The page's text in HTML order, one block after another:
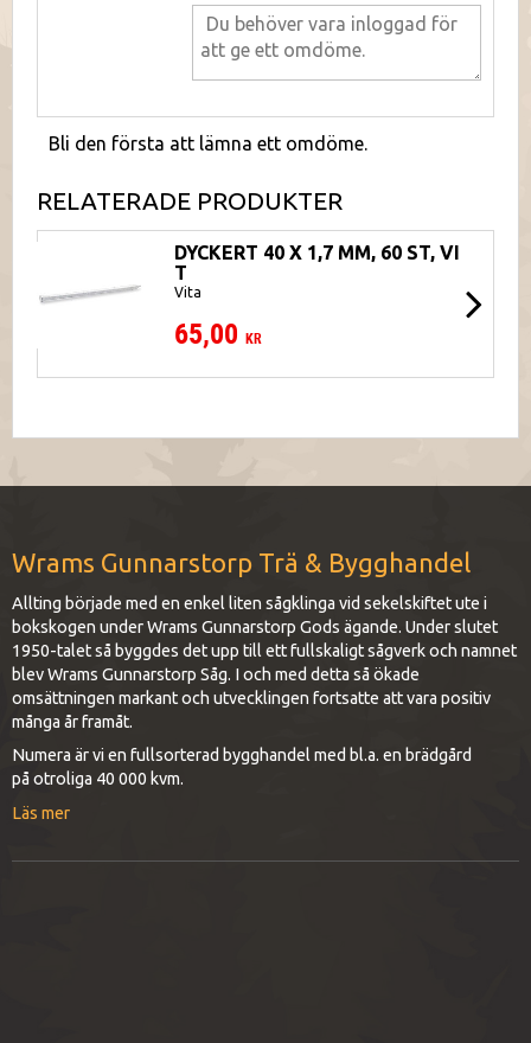
Bli den första att lämna ett omdöme.
RELATERADE PRODUKTER
DYCKERT 40 X 1,7 MM, 60 ST, VI
T
Vita
65,00 KR
Wrams Gunnarstorp Trä & Bygghandel
Allting började med en enkel liten sågklinga vid sekelskiftet ute i
bokskogen under Wrams Gunnarstorp Gods ägande. Under slutet
1950-talet så byggdes det upp till ett fullskaligt sågverk och namnet
blev Wrams Gunnarstorp Såg. I och med detta så ökade
omsättningen markant och utvecklingen fortsatte att vara positiv
många år framåt.
Numera är vi en fullsorterad bygghandel med bl.a. en brädgård
på otroliga 40 000 kvm.
Läs mer